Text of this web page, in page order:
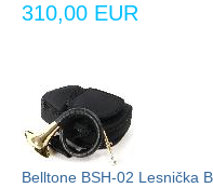
310,00 EUR
Belltone BSH-02 Lesnička